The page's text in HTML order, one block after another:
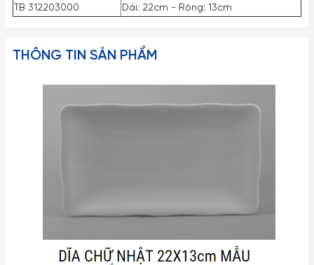
TB 312203000 Dài: 22cm - Rộng: 13cm
THÔNG TIN SẢN PHẨM